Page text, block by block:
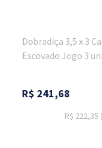
Dobradiça 3,5 x 3
Escovado Jogo 3
R$ 241,68
R$ 222,35